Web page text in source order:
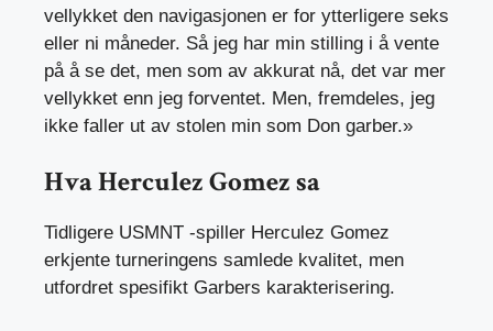
vellykket den navigasjonen er for ytterligere seks
eller ni måneder. Så jeg har min stilling i å vente
på å se det, men som av akkurat nå, det var mer
vellykket enn jeg forventet. Men, fremdeles, jeg
ikke faller ut av stolen min som Don garber.»
Hva Herculez Gomez sa
Tidligere USMNT -spiller Herculez Gomez
erkjente turneringens samlede kvalitet, men
utfordret spesifikt Garbers karakterisering.